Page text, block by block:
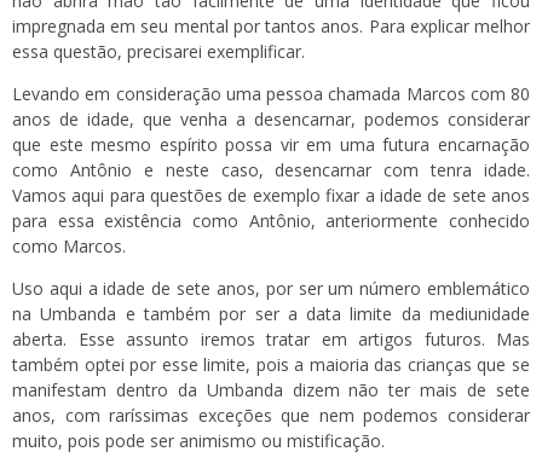
impregnada em seu mental por tantos anos. Para explicar melhor
essa questão, precisarei exemplificar.
Levando em consideração uma pessoa chamada Marcos com 80
anos de idade, que venha a desencarnar, podemos considerar
que este mesmo espírito possa vir em uma futura encarnação
como Antônio e neste caso, desencarnar com tenra idade.
Vamos aqui para questões de exemplo fixar a idade de sete anos
para essa existência como Antônio, anteriormente conhecido
como Marcos.
Uso aqui a idade de sete anos, por ser um número emblemático
na Umbanda e também por ser a data limite da mediunidade
aberta. Esse assunto iremos tratar em artigos futuros. Mas
também optei por esse limite, pois a maioria das crianças que se
manifestam dentro da Umbanda dizem não ter mais de sete
anos, com raríssimas exceções que nem podemos considerar
muito, pois pode ser animismo ou mistificação.